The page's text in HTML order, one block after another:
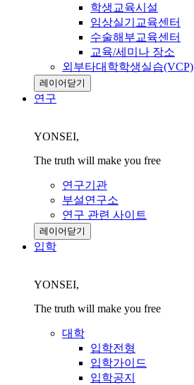
학생교육시설
임상실기교육센터
수술해부교육센터
교육/세미나 장소
외부타대학학생실습(VCP)
레이어닫기
연구
YONSEI,
The truth will make you free
연구기관
부설연구소
연구 관련 사이트
레이어닫기
입학
YONSEI,
The truth will make you free
대학
입학전형
입학가이드
입학공지